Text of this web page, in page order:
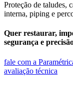
Proteção de taludes,
interna, piping e
Quer restaurar,
segurança e
fale com a
avaliação técnica